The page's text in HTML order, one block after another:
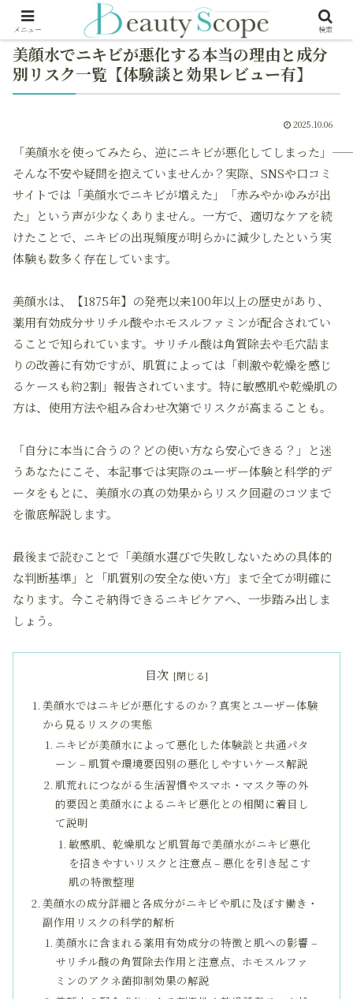
美顔水でニキビが悪化する本当の理由と成分
別リスク一覧【体験談と効果レビュー有】
2025.10.06
「美顔水を使ってみたら、逆にニキビが悪化してしまった」――
そんな不安や疑問を抱えていませんか？実際、SNSや口コミ
サイトでは「美顔水でニキビが増えた」「赤みやかゆみが出
た」という声が少なくありません。一方で、適切なケアを続
けたことで、ニキビの出現頻度が明らかに減少したという実
体験も数多く存在しています。
美顔水は、【1875年】の発売以来100年以上の歴史があり、
薬用有効成分サリチル酸やホモスルファミンが配合されてい
ることで知られています。サリチル酸は角質除去や毛穴詰ま
りの改善に有効ですが、肌質によっては「刺激や乾燥を感じ
るケースも約2割」報告されています。特に敏感肌や乾燥肌の
方は、使用方法や組み合わせ次第でリスクが高まることも。
「自分に本当に合うの？どの使い方なら安心できる？」と迷
うあなたにこそ、本記事では実際のユーザー体験と科学的デ
ータをもとに、美顔水の真の効果からリスク回避のコツまで
を徹底解説します。
最後まで読むことで「美顔水選びで失敗しないための具体的
な判断基準」と「肌質別の安全な使い方」まで全てが明確に
なります。今こそ納得できるニキビケアへ、一歩踏み出しま
しょう。
目次
美顔水ではニキビが悪化するのか？真実とユーザー体験
から見るリスクの実態
ニキビが美顔水によって悪化した体験談と共通パタ
ーン – 肌質や環境要因別の悪化しやすいケース解説
肌荒れにつながる生活習慣やスマホ・マスク等の外
的要因と美顔水によるニキビ悪化との相関に着目し
て説明
敏感肌、乾燥肌など肌質毎で美顔水がニキビ悪化
を招きやすいリスクと注意点 – 悪化を引き起こす
肌の特徴整理
美顔水の成分詳細と各成分がニキビや肌に及ぼす働き・
副作用リスクの科学的解析
美顔水に含まれる薬用有効成分の特徴と肌への影響 –
サリチル酸の角質除去作用と注意点、ホモスルファ
ミンのアクネ菌抑制効果の解説
メニュー 検索